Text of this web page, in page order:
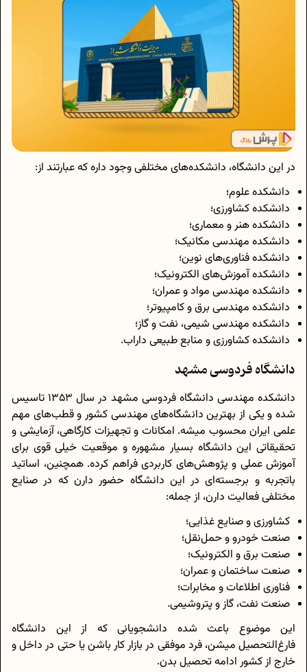
در این دانشگاه، دانشکده‌های مختلفی وجود داره که عبارتند از:
دانشکده علوم؛
دانشکده کشاورزی؛
دانشکده هنر و معماری؛
دانشکده مهندسی مکانیک؛
دانشکده فناوری‌های نوین؛
دانشکده آموزش‌های الکترونیک؛
دانشکده مهندسی مواد و عمران؛
دانشکده مهندسی برق و کامپیوتر؛
دانشکده مهندسی شیمی، نفت و گاز؛
دانشکده کشاورزی و منابع طبیعی داراب.
دانشگاه فردوسی مشهد
دانشکده مهندسی دانشگاه فردوسی مشهد در سال 1353 تاسیس
شده و یکی از بهترین دانشگاه‌های مهندسی کشور و قطب‌های مهم
علمی ایران محسوب میشه. امکانات و تجهیزات کارگاهی، آزمایشی و
تحقیقاتی این دانشگاه بسیار مشهوره و موقعیت خیلی قوی برای
آموزش عملی و پژوهش‌های کاربردی فراهم کرده. همچنین، اساتید
باتجربه و برجسته‌ای در این دانشگاه حضور دارن که در صنایع
مختلفی فعالیت دارن، از جمله:
کشاورزی و صنایع غذایی؛
صنعت خودرو و حمل‌نقل؛
صنعت برق و الکترونیک؛
صنعت ساختمان و عمران؛
فناوری اطلاعات و مخابرات؛
صنعت نفت، گاز و پتروشیمی.
این موضوع باعث شده دانشجویانی که از این دانشگاه
فارغ‌التحصیل میشن، فرد موفقی در بازار کار باشن یا حتی در داخل و
خارج از کشور ادامه تحصیل بدن.